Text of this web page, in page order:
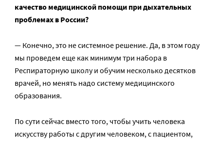
качество медицинской помощи при дыхательных
проблемах в России?
— Конечно, это не системное решение. Да, в этом году
мы проведем еще как минимум три набора в
Респираторную школу и обучим несколько десятков
врачей, но менять надо систему медицинского
образования.
По сути сейчас вместо того, чтобы учить человека
искусству работы с другим человеком, с пациентом,